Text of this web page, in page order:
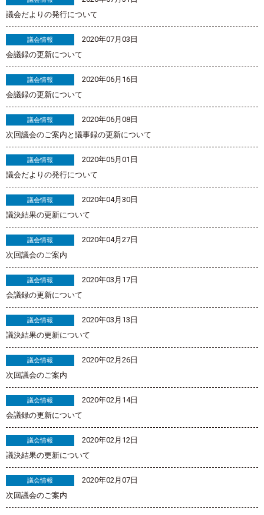
議会だよりの発行について
議会情報
2020年07月03日
会議録の更新について
議会情報
2020年06月16日
会議録の更新について
議会情報
2020年06月08日
次回議会のご案内と議事録の更新について
議会情報
2020年05月01日
議会だよりの発行について
議会情報
2020年04月30日
議決結果の更新について
議会情報
2020年04月27日
次回議会のご案内
議会情報
2020年03月17日
会議録の更新について
議会情報
2020年03月13日
議決結果の更新について
議会情報
2020年02月26日
次回議会のご案内
議会情報
2020年02月14日
会議録の更新について
議会情報
2020年02月12日
議決結果の更新について
議会情報
2020年02月07日
次回議会のご案内